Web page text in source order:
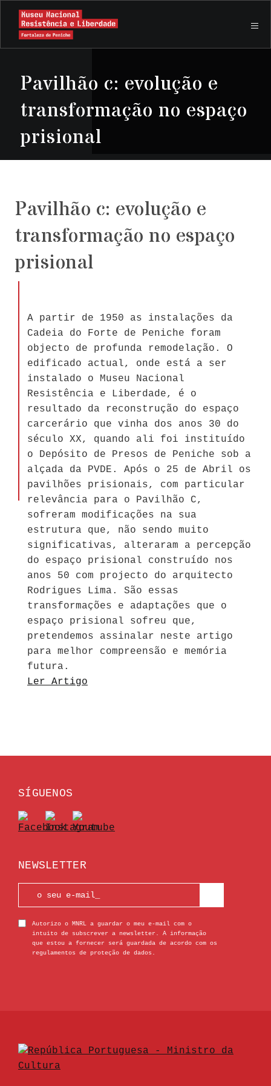
Pavilhão c: evolução e
transformação no espaço
prisional
Pavilhão c: evolução e
transformação no espaço
prisional
A partir de 1950 as instalações da
Cadeia do Forte de Peniche foram
objecto de profunda remodelação. O
edificado actual, onde está a ser
instalado o Museu Nacional
Resistência e Liberdade, é o
resultado da reconstrução do espaço
carcerário que vinha dos anos 30 do
século XX, quando ali foi instituído
o Depósito de Presos de Peniche sob a
alçada da PVDE. Após o 25 de Abril os
pavilhões prisionais, com particular
relevância para o Pavilhão C,
sofreram modificações na sua
estrutura que, não sendo muito
significativas, alteraram a percepção
do espaço prisional construído nos
anos 50 com projecto do arquitecto
Rodrigues Lima. São essas
transformações e adaptações que o
espaço prisional sofreu que,
pretendemos assinalar neste artigo
para melhor compreensão e memória
futura.
Ler Artigo
SÍGUENOS
NEWSLETTER
Autorizo o MNRL a guardar o meu e-mail com o
intuito de subscrever a newsletter. A informação
que estou a fornecer será guardada de acordo com os
regulamentos de proteção de dados.